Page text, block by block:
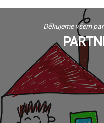
Děkujeme všem